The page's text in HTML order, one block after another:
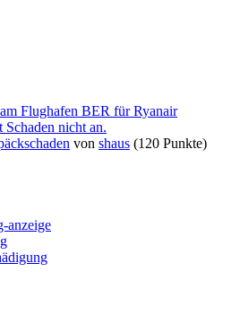
Flughafen BER für Ryanair
nicht an.
von shaus (120 Punkte)
anzeige